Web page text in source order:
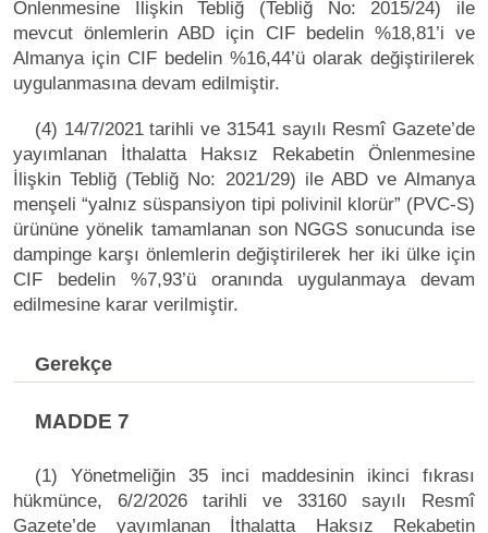
Önlenmesine İlişkin Tebliğ (Tebliğ No: 2015/24) ile
mevcut önlemlerin ABD için CIF bedelin %18,81’i ve
Almanya için CIF bedelin %16,44’ü olarak değiştirilerek
uygulanmasına devam edilmiştir.
(4) 14/7/2021 tarihli ve 31541 sayılı Resmî Gazete’de
yayımlanan İthalatta Haksız Rekabetin Önlenmesine
İlişkin Tebliğ (Tebliğ No: 2021/29) ile ABD ve Almanya
menşeli “yalnız süspansiyon tipi polivinil klorür” (PVC-S)
ürününe yönelik tamamlanan son NGGS sonucunda ise
dampinge karşı önlemlerin değiştirilerek her iki ülke için
CIF bedelin %7,93’ü oranında uygulanmaya devam
edilmesine karar verilmiştir.
Gerekçe
MADDE 7
(1) Yönetmeliğin 35 inci maddesinin ikinci fıkrası
hükmünce, 6/2/2026 tarihli ve 33160 sayılı Resmî
Gazete’de yayımlanan İthalatta Haksız Rekabetin